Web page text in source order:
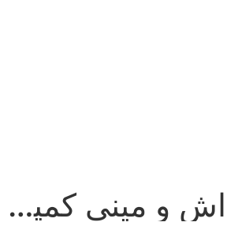
پمپ ایربراش و مینی کمپرسور بادی اوزیتو استرالیا مدل MACK-300